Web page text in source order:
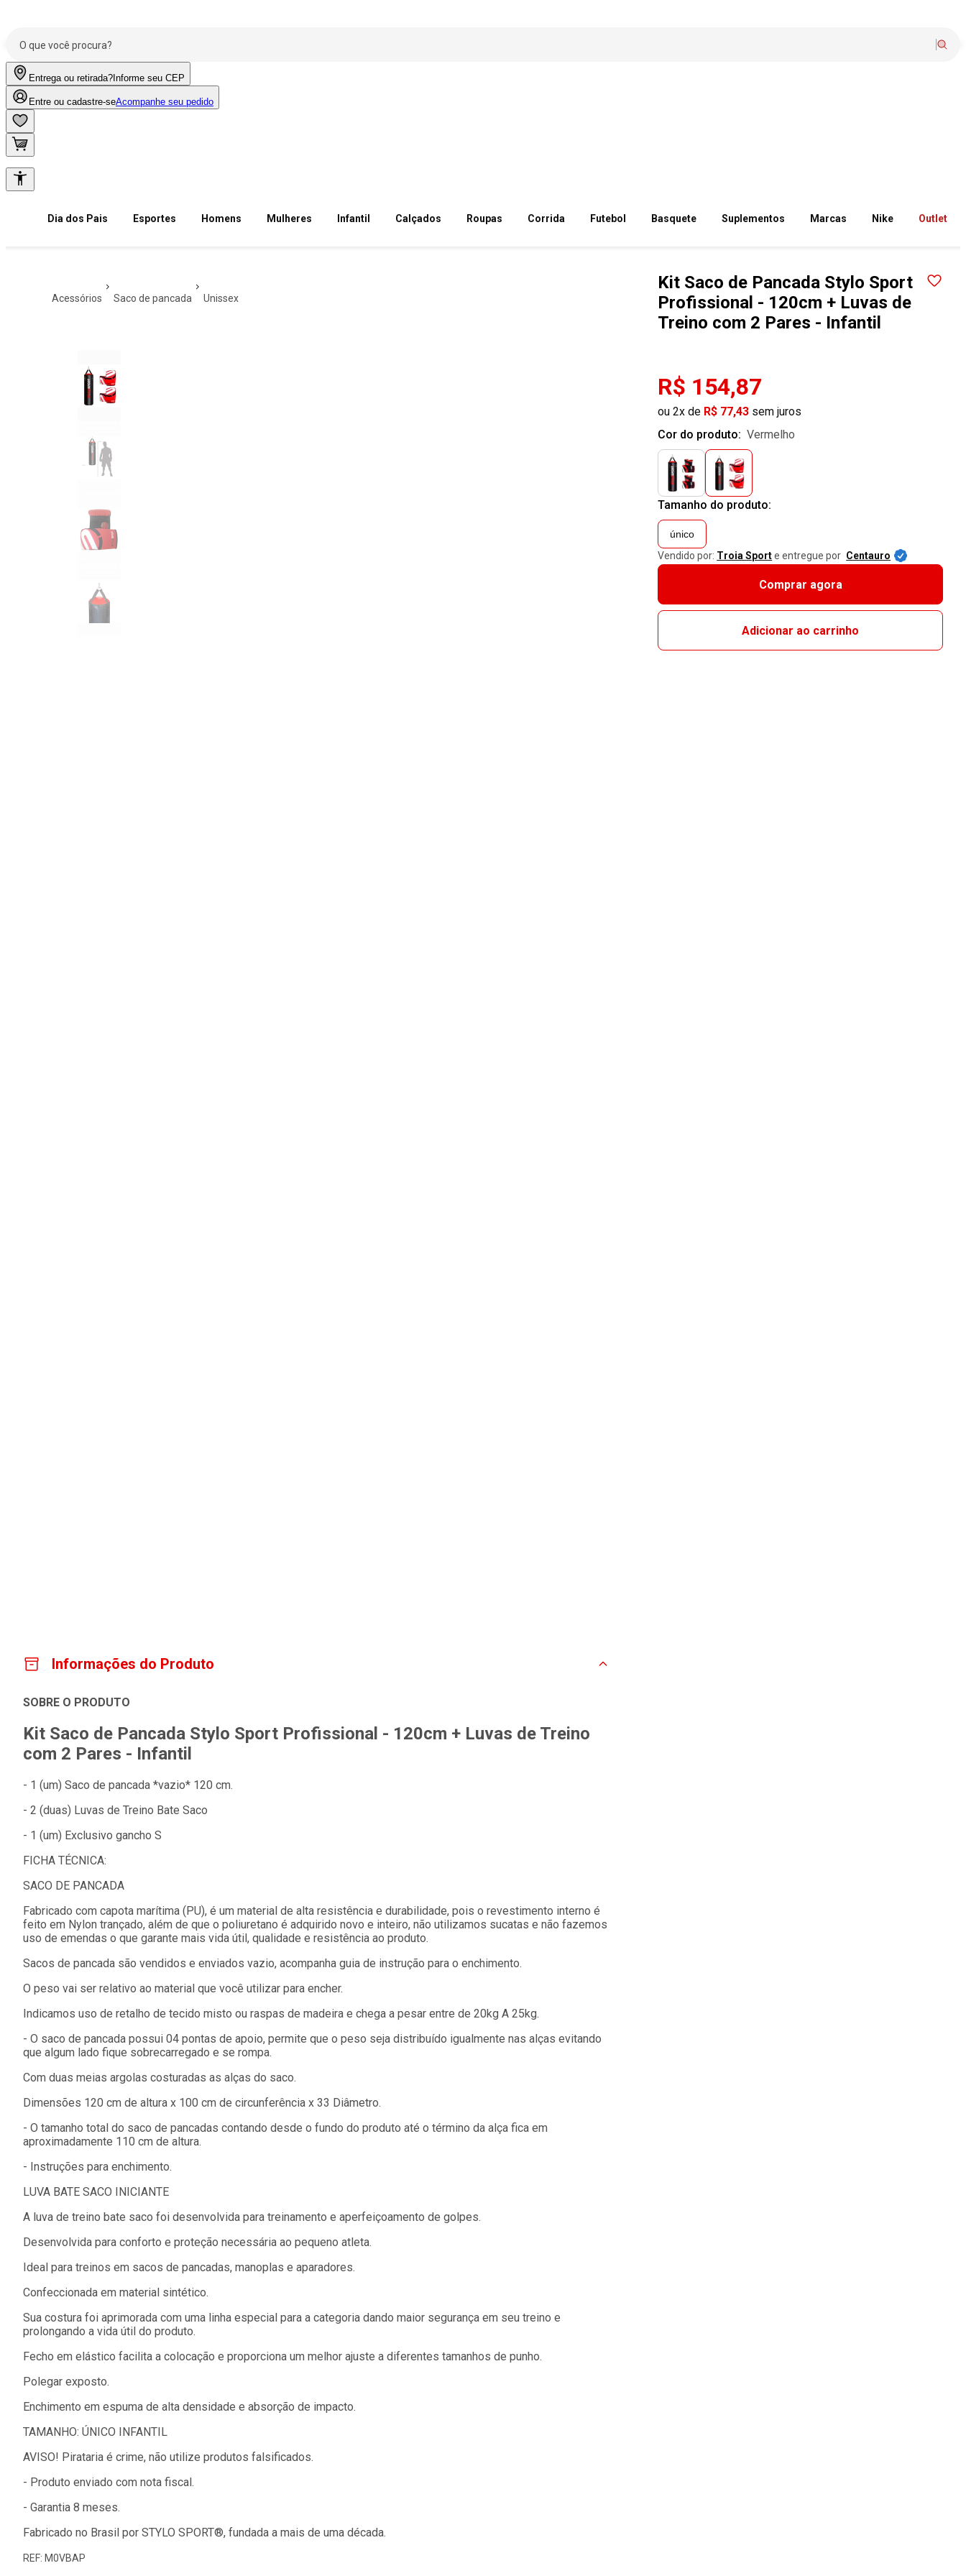
Entrega ou retirada? Informe seu CEP
Entre ou cadastre-seAcompanhe seu pedido
Dia dos Pais Esportes Homens Mulheres Infantil Calçados Roupas Corrida Futebol Basquete Suplementos Marcas Nike Outlet
acessórios saco de pancada unissex
Kit Saco de Pancada Stylo Sport
Profissional - 120cm + Luvas de
Treino com 2 Pares - Infantil
R$ 154,87
ou 2x de R$ 77,43 sem juros
Cor do produto:
vermelho
Tamanho do produto:
único
Vendido por: Troia Sporte entregue por Centauro
Comprar agora
Adicionar ao carrinho
Informações do Produto
SOBRE O PRODUTO
Kit Saco de Pancada Stylo Sport Profissional - 120cm + Luvas de Treino
com 2 Pares - Infantil
- 1 (um) Saco de pancada *vazio* 120 cm.
- 2 (duas) Luvas de Treino Bate Saco
- 1 (um) Exclusivo gancho S
FICHA TÉCNICA:
SACO DE PANCADA
Fabricado com capota marítima (PU), é um material de alta resistência e durabilidade, pois o revestimento interno é
feito em Nylon trançado, além de que o poliuretano é adquirido novo e inteiro, não utilizamos sucatas e não fazemos
uso de emendas o que garante mais vida útil, qualidade e resistência ao produto.
Sacos de pancada são vendidos e enviados vazio, acompanha guia de instrução para o enchimento.
O peso vai ser relativo ao material que você utilizar para encher.
Indicamos uso de retalho de tecido misto ou raspas de madeira e chega a pesar entre de 20kg A 25kg.
- O saco de pancada possui 04 pontas de apoio, permite que o peso seja distribuído igualmente nas alças evitando
que algum lado fique sobrecarregado e se rompa.
Com duas meias argolas costuradas as alças do saco.
Dimensões 120 cm de altura x 100 cm de circunferência x 33 Diâmetro.
- O tamanho total do saco de pancadas contando desde o fundo do produto até o término da alça fica em
aproximadamente 110 cm de altura.
- Instruções para enchimento.
LUVA BATE SACO INICIANTE
A luva de treino bate saco foi desenvolvida para treinamento e aperfeiçoamento de golpes.
Desenvolvida para conforto e proteção necessária ao pequeno atleta.
Ideal para treinos em sacos de pancadas, manoplas e aparadores.
Confeccionada em material sintético.
Sua costura foi aprimorada com uma linha especial para a categoria dando maior segurança em seu treino e
prolongando a vida útil do produto.
Fecho em elástico facilita a colocação e proporciona um melhor ajuste a diferentes tamanhos de punho.
Polegar exposto.
Enchimento em espuma de alta densidade e absorção de impacto.
TAMANHO: ÚNICO INFANTIL
AVISO! Pirataria é crime, não utilize produtos falsificados.
- Produto enviado com nota fiscal.
- Garantia 8 meses.
Fabricado no Brasil por STYLO SPORT®, fundada a mais de uma década.
REF: M0VBAP